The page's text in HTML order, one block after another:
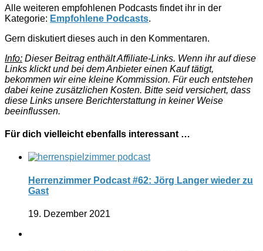
Alle weiteren empfohlenen Podcasts findet ihr in der
Kategorie: Empfohlene Podcasts.
Gern diskutiert dieses auch in den Kommentaren.
Info: Dieser Beitrag enthält Affiliate-Links. Wenn ihr auf diese
Links klickt und bei dem Anbieter einen Kauf tätigt,
bekommen wir eine kleine Kommission. Für euch entstehen
dabei keine zusätzlichen Kosten. Bitte seid versichert, dass
diese Links unsere Berichterstattung in keiner Weise
beeinflussen.
Für dich vielleicht ebenfalls interessant …
Herrenzimmer Podcast #62: Jörg Langer wieder zu
Gast
19. Dezember 2021